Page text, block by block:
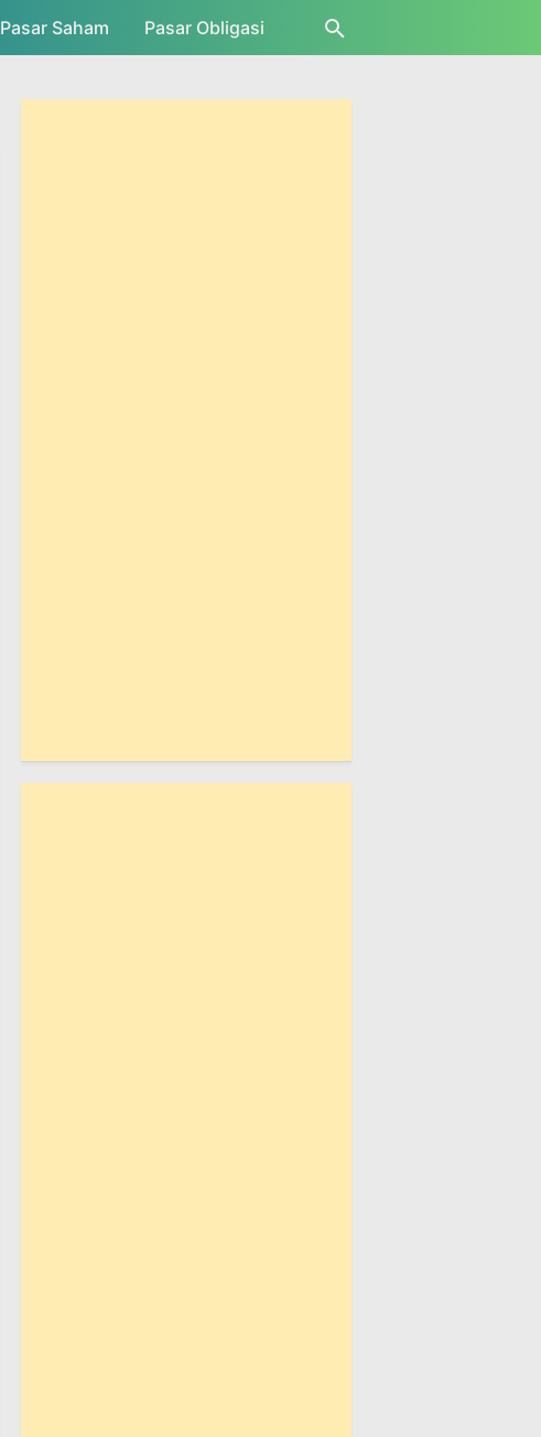
Pasar Saham Pasar Obligasi